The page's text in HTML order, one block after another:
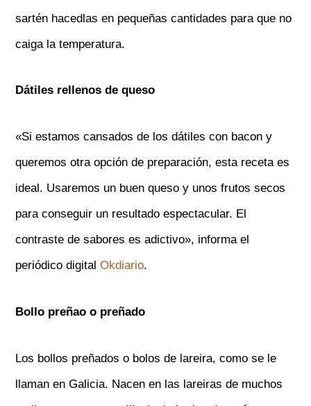
sartén hacedlas en pequeñas cantidades para que no
caiga la temperatura.
Dátiles rellenos de queso
«Si estamos cansados de los dátiles con bacon y
queremos otra opción de preparación, esta receta es
ideal. Usaremos un buen queso y unos frutos secos
para conseguir un resultado espectacular. El
contraste de sabores es adictivo», informa el
periódico digitalOkdiario.
Bollo preñao o preñado
Los bollos preñados o bolos de lareira, como se le
llaman en Galicia. Nacen en las lareiras de muchos